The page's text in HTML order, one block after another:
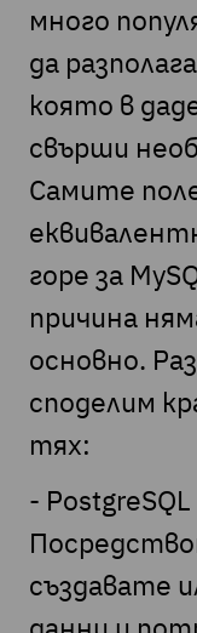
много
да
която в
свърши
Самите
горе за
причина
основно.
споделим
тях:
-
създавате